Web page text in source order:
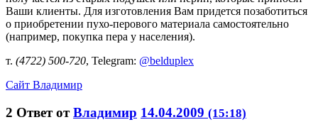
Ваши клиенты. Для изготовления Вам придется позаботиться
о приобретении пухо-перового материала самостоятельно
(например, покупка пера у населения).
т. (4722) 500-720, Telegram: @belduplex
Сайт Владимир
2 Ответ отВладимир 14.04.2009 (15:18)